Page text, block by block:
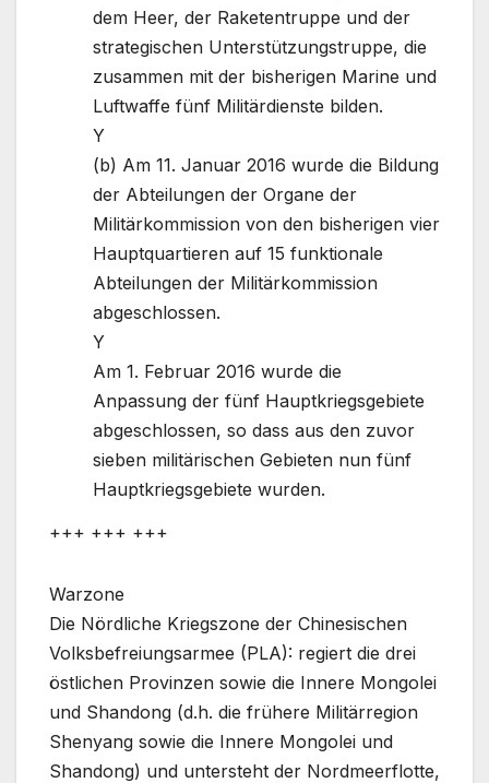
dem Heer, der Raketentruppe und der
strategischen Unterstützungstruppe, die
zusammen mit der bisherigen Marine und
Luftwaffe fünf Militärdienste bilden.
Y
(b) Am 11. Januar 2016 wurde die Bildung
der Abteilungen der Organe der
Militärkommission von den bisherigen vier
Hauptquartieren auf 15 funktionale
Abteilungen der Militärkommission
abgeschlossen.
Y
Am 1. Februar 2016 wurde die
Anpassung der fünf Hauptkriegsgebiete
abgeschlossen, so dass aus den zuvor
sieben militärischen Gebieten nun fünf
Hauptkriegsgebiete wurden.
+++ +++ +++
Warzone
Die Nördliche Kriegszone der Chinesischen
Volksbefreiungsarmee (PLA): regiert die drei
östlichen Provinzen sowie die Innere Mongolei
und Shandong (d.h. die frühere Militärregion
Shenyang sowie die Innere Mongolei und
Shandong) und untersteht der Nordmeerflotte,